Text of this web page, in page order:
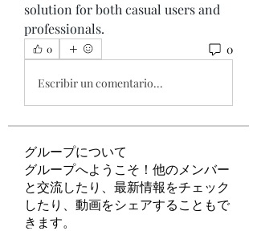
solution for both casual users and
professionals.
0 0
Escribir un comentario...
グループについて
グループへようこそ！他のメンバー
と交流したり、最新情報をチェック
したり、動画をシェアすることもで
きます。